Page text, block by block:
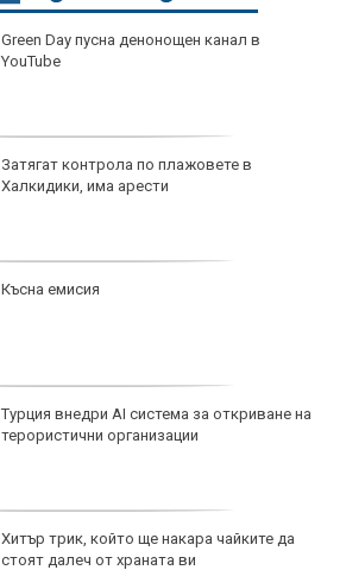
Green Day пусна денонощен канал в
YouTube
Затягат контрола по плажовете в
Халкидики, има арести
Късна емисия
Турция внедри AI система за откриване на
терористични организации
Хитър трик, който ще накара чайките да
стоят далеч от храната ви